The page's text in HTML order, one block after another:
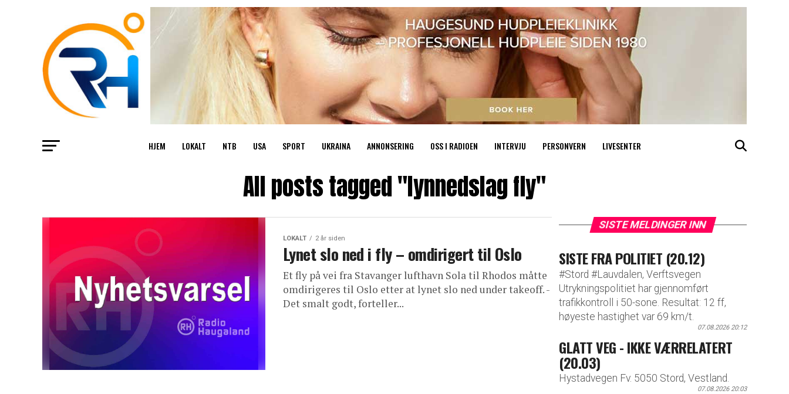
HJEM LOKALT NTB USA SPORT UKRAINA ANNONSERING OSS I RADIOEN INTERVJU PERSONVERN LIVESENTER
All posts tagged "lynnedslag fly"
LOKALT 2 år siden
Lynet slo ned i fly – omdirigert til Oslo
Et fly på vei fra Stavanger lufthavn Sola til Rhodos måtte
omdirigeres til Oslo etter at lynet slo ned under takeoff. -
Det smalt godt, forteller...
SISTE MELDINGER INN
SISTE FRA POLITIET (20.12)
#Stord #Lauvdalen, Verftsvegen
Utrykningspolitiet har gjennomført
trafikkontroll i 50-sone. Resultat: 12 ff,
høyeste hastighet var 69 km/t.
07.08.2026 20:12
GLATT VEG - IKKE VÆRRELATERT
(20.03)
Hystadvegen Fv. 5050 Stord, Vestland.
07.08.2026 20:03